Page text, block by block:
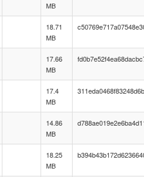
MB
18.71
MB
17.66
MB
17.4
MB
14.86
MB
18.25
MB